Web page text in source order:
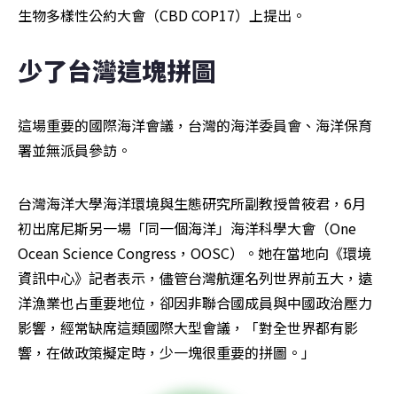
生物多樣性公約大會（CBD COP17）上提出。
少了台灣這塊拼圖
這場重要的國際海洋會議，台灣的海洋委員會、海洋保育
署並無派員參訪。
台灣海洋大學海洋環境與生態研究所副教授曾筱君，6月
初出席尼斯另一場「同一個海洋」海洋科學大會（One
Ocean Science Congress，OOSC）。她在當地向《環境
資訊中心》記者表示，儘管台灣航運名列世界前五大，遠
洋漁業也占重要地位，卻因非聯合國成員與中國政治壓力
影響，經常缺席這類國際大型會議，「對全世界都有影
響，在做政策擬定時，少一塊很重要的拼圖。」